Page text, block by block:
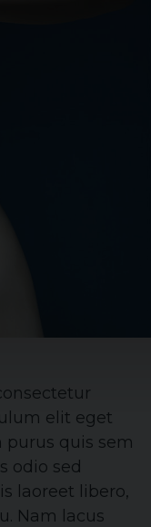
elit eget
quis sem
odio sed
laoreet libero,
Nam lacus